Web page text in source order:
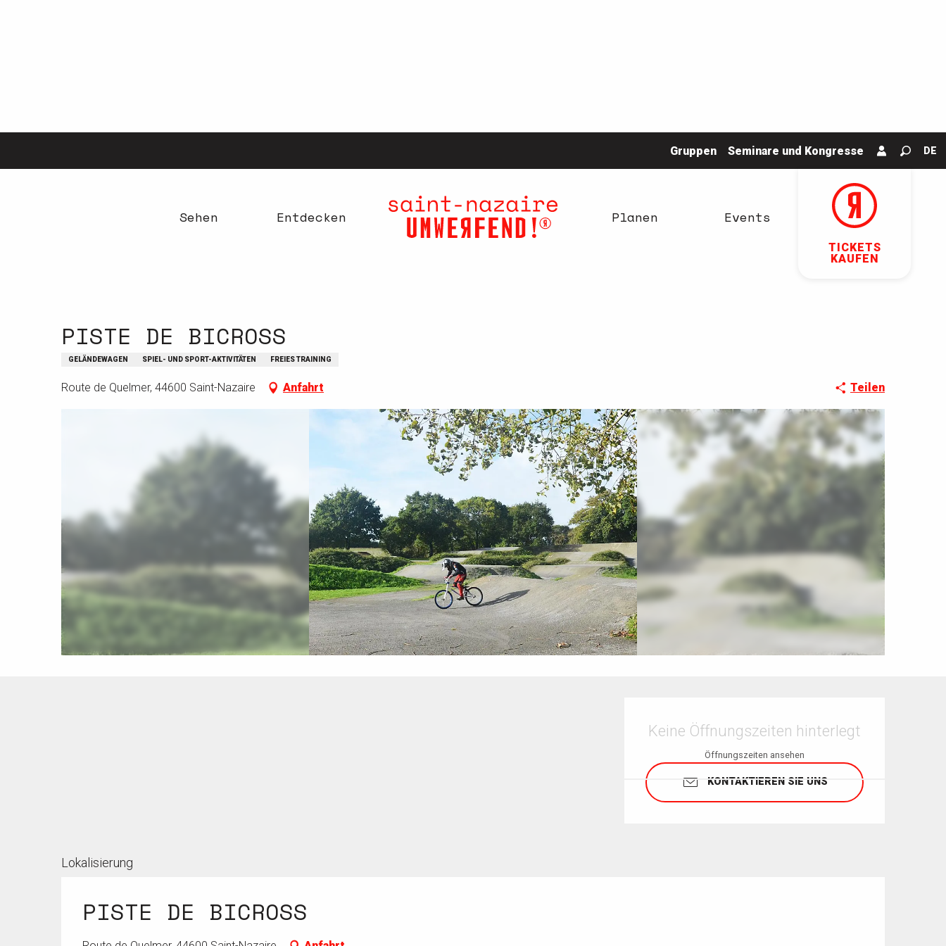
Gruppen Seminare und Kongresse
Suche
DE
TICKETS
KAUFEN
Sehen Entdecken Planen Events
PISTE DE BICROSS
GELÄNDEWAGEN SPIEL- UND SPORT-AKTIVITÄTEN FREIES TRAINING
Route de Quelmer, 44600 Saint-Nazaire Anfahrt Teilen
Keine Öffnungszeiten hinterlegt
Öffnungszeiten ansehen
KONTAKTIEREN SIE UNS
Lokalisierung
PISTE DE BICROSS